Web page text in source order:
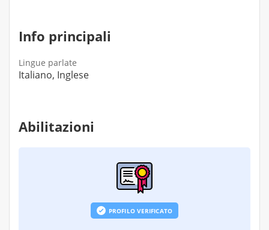
Info principali
Lingue parlate
Italiano, Inglese
Abilitazioni
PROFILO VERIFICATO